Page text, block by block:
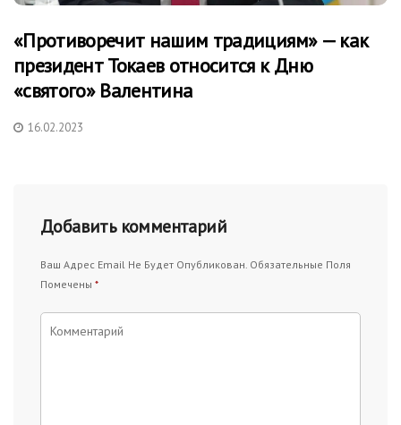
«Противоречит нашим традициям» — как
президент Токаев относится к Дню
«святого» Валентина
16.02.2023
Добавить комментарий
Ваш Адрес Email Не Будет Опубликован. Обязательные Поля
Помечены *